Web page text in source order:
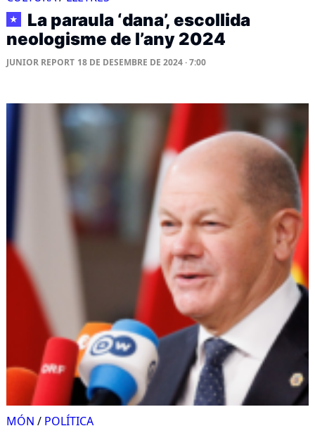
★
La paraula ‘dana’, escollida
neologisme de l’any 2024
JUNIOR REPORT 18 DE DESEMBRE DE 2024 · 7:00
MÓN / POLÍTICA